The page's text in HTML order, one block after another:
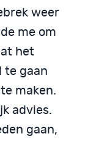
weer
me om
het
te gaan
maken.
advies.
gaan,